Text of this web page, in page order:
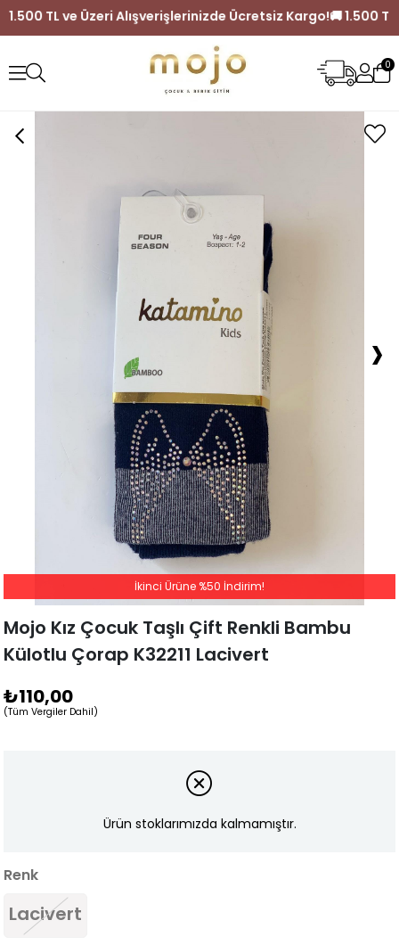
🚚 1.500 TL ve Üzeri Alışverişlerinizde Ücretsiz Kargo!🚚
0
›
Mojo Kız Çocuk Taşlı Çift Renkli Bambu
Külotlu Çorap K32211 Lacivert
₺110,00
(Tüm Vergiler Dahil)
İkinci Ürüne %50 İndirim!
Ürün stoklarımızda kalmamıştır.
Renk
Lacivert